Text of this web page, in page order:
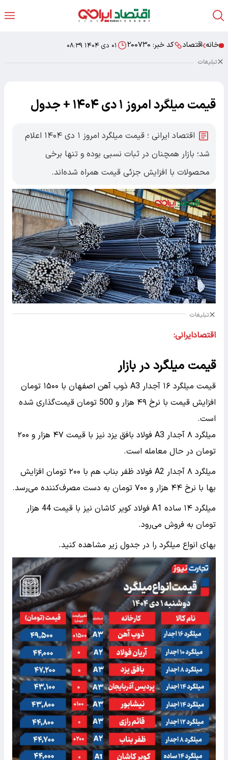
خانه اقتصاد کد خبر: ۲۰۰۷۳۰ ۰۱ دی ۱۴۰۴ ۰۸:۳۹
تبلیغات
قیمت میلگرد امروز ۱ دی ۱۴۰۴ + جدول
اقتصاد ایرانی ؛ قیمت میلگرد امروز ۱ دی ۱۴۰۴ اعلام
شد؛ بازار همچنان در ثبات نسبی بوده و تنها برخی
محصولات با افزایش جزئی قیمت همراه شده‌اند.
تبلیغات
اقتصادایرانی:
قیمت میلگرد در بازار
قیمت میلگرد ۱۶ آجدار A3 ذوب آهن اصفهان با ۱۵۰۰ تومان
افزایش قیمت با نرخ ۴۹ هزار و 500 تومان قیمت‌گذاری شده
است.
میلگرد ۸ آجدار A3 فولاد بافق یزد نیز با قیمت ۴۷ هزار و ۲۰۰
تومان در حال معامله است.
میلگرد ۸ آجدار A2 فولاد ظفر بناب هم با ۲۰۰ تومان افزایش
بها با نرخ ۴۴ هزار و ۷۰۰ تومان به دست مصرف‌کننده می‌‌رسد.
میلگرد ۱۴ ساده A1 فولاد کویر کاشان نیز با قیمت 44 هزار
تومان به فروش می‌رود.
بهای انواع میلگرد را در جدول زیر مشاهده کنید.